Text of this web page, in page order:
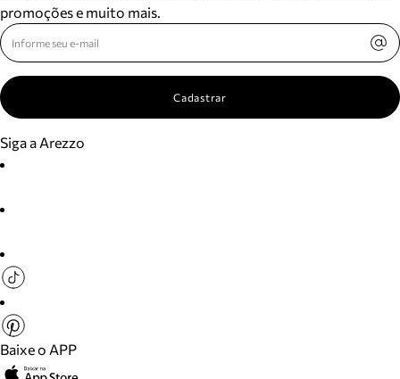
promoções e muito mais.
Cadastrar
Siga a Arezzo
Baixe o APP